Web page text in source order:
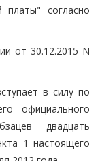
платы" согласно
от 30.12.2015 N
в силу по
официального
двадцать
1 настоящего